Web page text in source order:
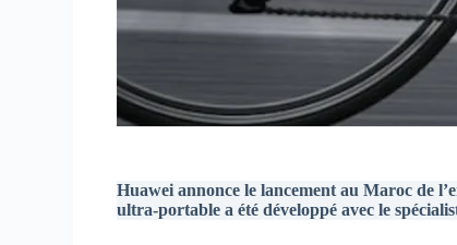
Huawei annonce le lancement au Maroc de
ultra-portable a été développé avec le